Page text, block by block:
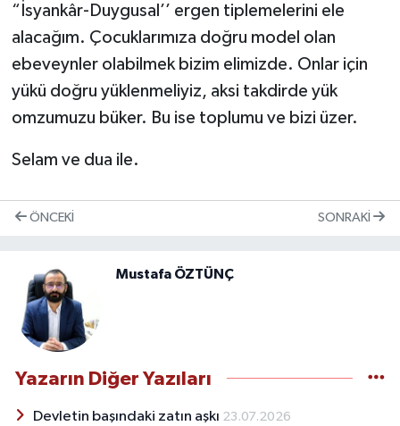
“İsyankâr-Duygusal’’ ergen tiplemelerini ele
alacağım. Çocuklarımıza doğru model olan
ebeveynler olabilmek bizim elimizde. Onlar için
yükü doğru yüklenmeliyiz, aksi takdirde yük
omzumuzu büker. Bu ise toplumu ve bizi üzer.
Selam ve dua ile.
ÖNCEKI SONRAKI
Mustafa ÖZTÜNÇ
Yazarın Diğer Yazıları
Devletin başındaki zatın aşkı 23.07.2026